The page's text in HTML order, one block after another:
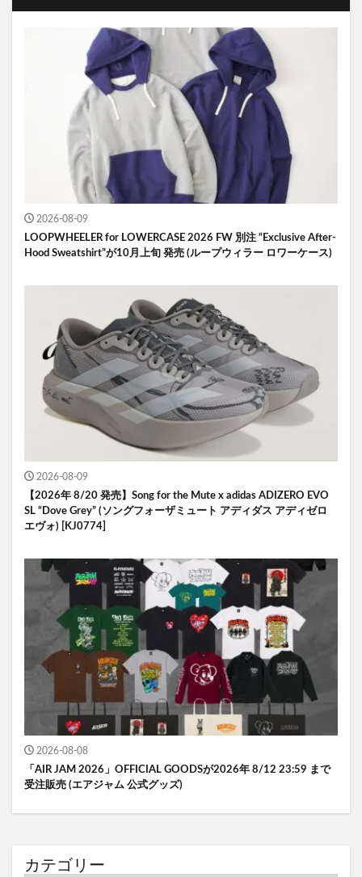
2026-08-09
LOOPWHEELER for LOWERCASE 2026 FW 別注 “Exclusive After-
Hood Sweatshirt”が10月上旬 発売 (ループウィラー ロワーケース)
2026-08-09
【2026年 8/20 発売】Song for the Mute x adidas ADIZERO EVO
SL “Dove Grey” (ソングフォーザミュート アディダス アディゼロ
エヴォ) [KJ0774]
2026-08-08
「AIR JAM 2026」OFFICIAL GOODSが2026年 8/12 23:59 まで
受注販売 (エアジャム 公式グッズ)
カテゴリー